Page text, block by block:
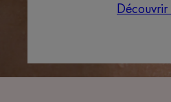
Découvrir